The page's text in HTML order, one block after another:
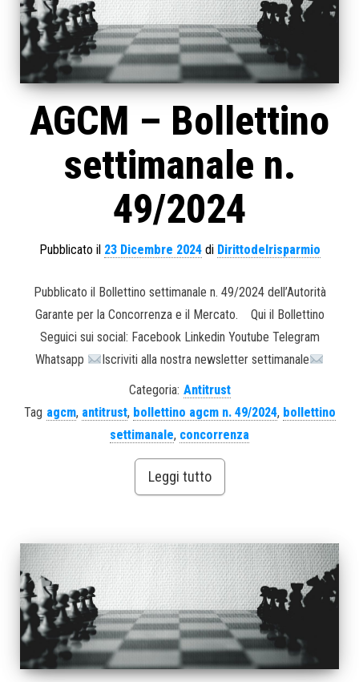
AGCM – Bollettino
settimanale n.
49/2024
Pubblicato il 23 Dicembre 2024di Dirittodelrisparmio
Pubblicato il Bollettino settimanale n. 49/2024 dell’Autorità
Garante per la Concorrenza e il Mercato. Qui il Bollettino
Seguici sui social: Facebook Linkedin Youtube Telegram
Whatsapp
Iscriviti alla nostra newsletter settimanale
Categoria: Antitrust
Tag agcm, antitrust, bollettino agcm n. 49/2024, bollettino
settimanale, concorrenza
Leggi tutto